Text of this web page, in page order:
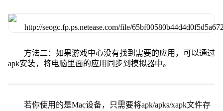
方法二：如果游戏中心没有找到需要的应用，可以通过
apk安装，将电脑里面的应用同步到模拟器中。
若你使用的是Mac设备，只需要将apk/apks/xapk文件存